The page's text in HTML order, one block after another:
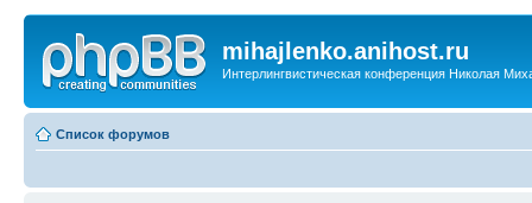
mihajlenko.anihost.ru
Интерлингвистическая конференция Николая
Список форумов